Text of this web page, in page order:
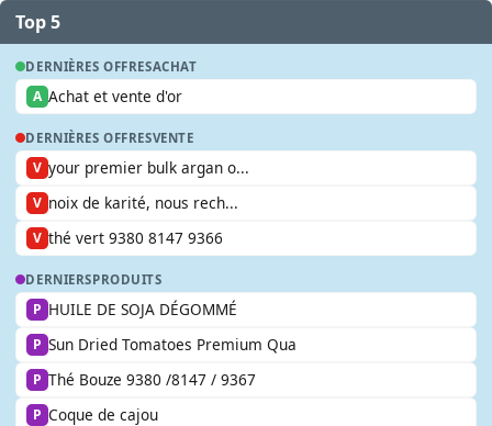
Top 5
DERNIÈRES OFFRESACHAT
A Achat et vente d'or
DERNIÈRES OFFRESVENTE
V your premier bulk argan o...
V noix de karité, nous rech...
V thé vert 9380 8147 9366
DERNIERSPRODUITS
P HUILE DE SOJA DÉGOMMÉ
P Sun Dried Tomatoes Premium Qua
P Thé Bouze 9380 /8147 / 9367
P Coque de cajou